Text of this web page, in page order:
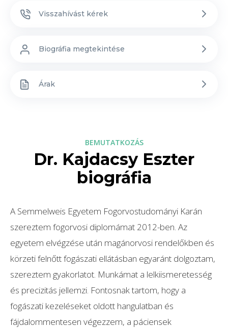
Visszahívást kérek
Biográfia megtekintése
Árak
BEMUTATKOZÁS
Dr. Kajdacsy Eszter
biográfia
A Semmelweis Egyetem Fogorvostudományi Karán
szereztem fogorvosi diplomámat 2012-ben. Az
egyetem elvégzése után magánorvosi rendelőkben és
körzeti felnőtt fogászati ellátásban egyaránt dolgoztam,
szereztem gyakorlatot. Munkámat a lelkiismeretesség
és precizitás jellemzi. Fontosnak tartom, hogy a
fogászati kezeléseket oldott hangulatban és
fájdalommentesen végezzem, a páciensek